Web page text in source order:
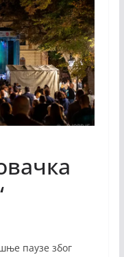
паузе због